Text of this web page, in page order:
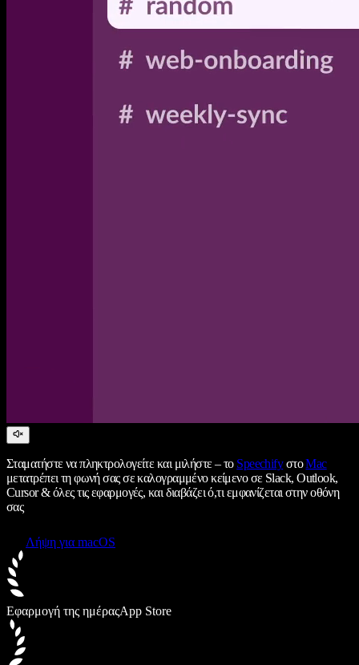
Σταματήστε να πληκτρολογείτε και μιλήστε – το SpeechifyστοMac
μετατρέπει τη φωνή σας σε καλογραμμένο κείμενο σε Slack, Outlook,
Cursor & όλες τις εφαρμογές, και διαβάζει ό,τι εμφανίζεται στην οθόνη
σας
Λήψη για macOS
Εφαρμογή της ημέραςApp Store